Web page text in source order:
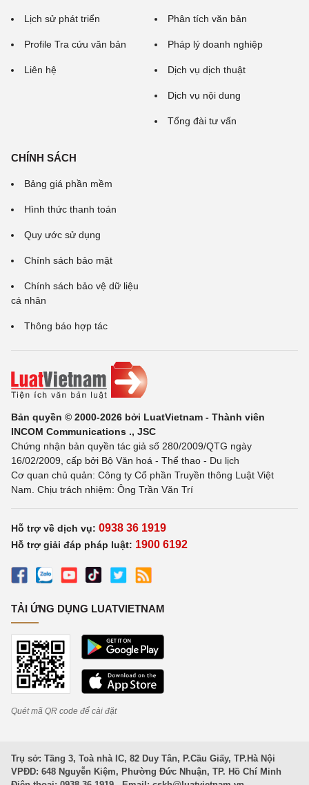
Lịch sử phát triển
Profile Tra cứu văn bản
Liên hệ
Phân tích văn bản
Pháp lý doanh nghiệp
Dịch vụ dịch thuật
Dịch vụ nội dung
Tổng đài tư vấn
CHÍNH SÁCH
Bảng giá phần mềm
Hình thức thanh toán
Quy ước sử dụng
Chính sách bảo mật
Chính sách bảo vệ dữ liệu
cá nhân
Thông báo hợp tác
Bản quyền © 2000-2026 bởi LuatVietnam - Thành viên
INCOM Communications ., JSC
Chứng nhận bản quyền tác giả số 280/2009/QTG ngày
16/02/2009, cấp bởi Bộ Văn hoá - Thể thao - Du lịch
Cơ quan chủ quản: Công ty Cổ phần Truyền thông Luật Việt
Nam. Chịu trách nhiệm: Ông Trần Văn Trí
Hỗ trợ về dịch vụ: 0938 36 1919
Hỗ trợ giải đáp pháp luật: 1900 6192
TẢI ỨNG DỤNG LUATVIETNAM
Quét mã QR code để cài đặt
Trụ sở: Tầng 3, Toà nhà IC, 82 Duy Tân, P.Cầu Giấy, TP.Hà Nội
VPĐD: 648 Nguyễn Kiệm, Phường Đức Nhuận, TP. Hồ Chí Minh